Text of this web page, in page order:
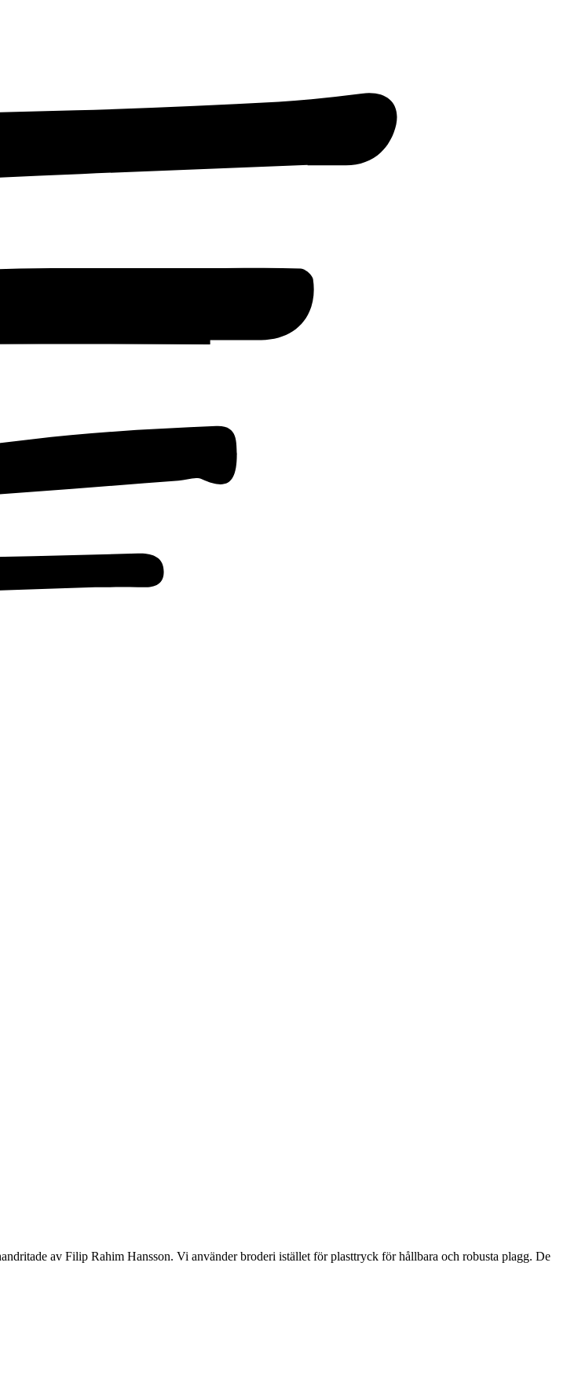
av Filip Rahim Hansson. Vi använder broderi istället för plasttryck för hållbara och robusta plagg. De